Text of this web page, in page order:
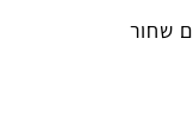
שחור